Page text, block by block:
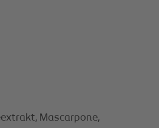
Mascarpone,